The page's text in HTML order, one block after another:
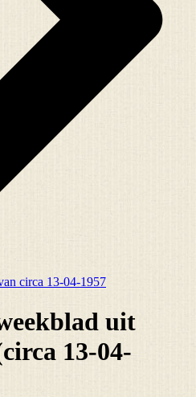
circa 13-04-1957
uit
13-04-